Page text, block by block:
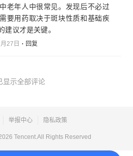
老年人中很常见。发现后不必过
要用药取决于斑块性质和基础疾
建议才是关键。
27日 回复
显示全部评论
举报中心 隐私政策
Tencent.All Rights Reserved